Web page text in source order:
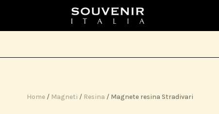
Home / Magneti / Resina / Magnete resina Stradivari